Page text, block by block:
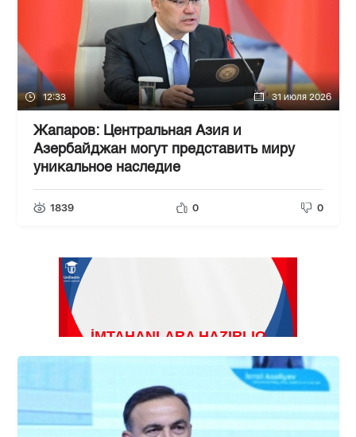
12:33 31 июля 2026
Жапаров: Центральная Азия и
Азербайджан могут представить миру
уникальное наследие
1839 0 0